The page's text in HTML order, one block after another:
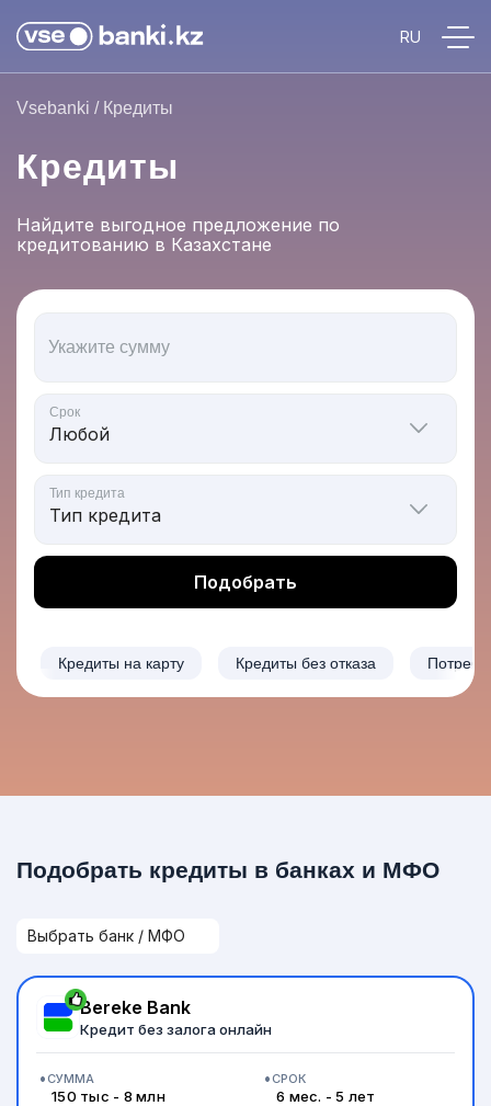
Vsebanki / Кредиты
Кредиты
Найдите выгодное предложение по
кредитованию в Казахстане
Укажите сумму
Срок
Тип кредита
Подобрать
Кредиты на карту Кредиты без отказа
Подобрать кредиты в банках и МФО
Bereke Bank
Кредит без залога онлайн
СУММА
150 тыс - 8 млн
СРОК
6 мес. - 5 лет